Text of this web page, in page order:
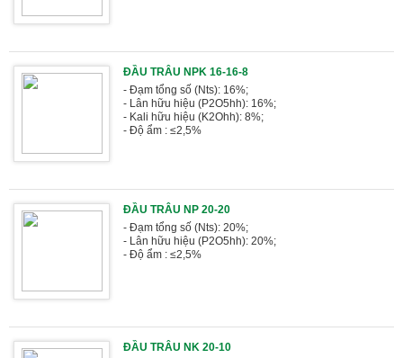
ĐẦU TRÂU NPK 16-16-8
- Đạm tổng số (Nts): 16%;
- Lân hữu hiệu (P2O5hh): 16%;
- Kali hữu hiệu (K2Ohh): 8%;
- Độ ẩm : ≤2,5%
ĐẦU TRÂU NP 20-20
- Đạm tổng số (Nts): 20%;
- Lân hữu hiệu (P2O5hh): 20%;
- Độ ẩm : ≤2,5%
ĐẦU TRÂU NK 20-10